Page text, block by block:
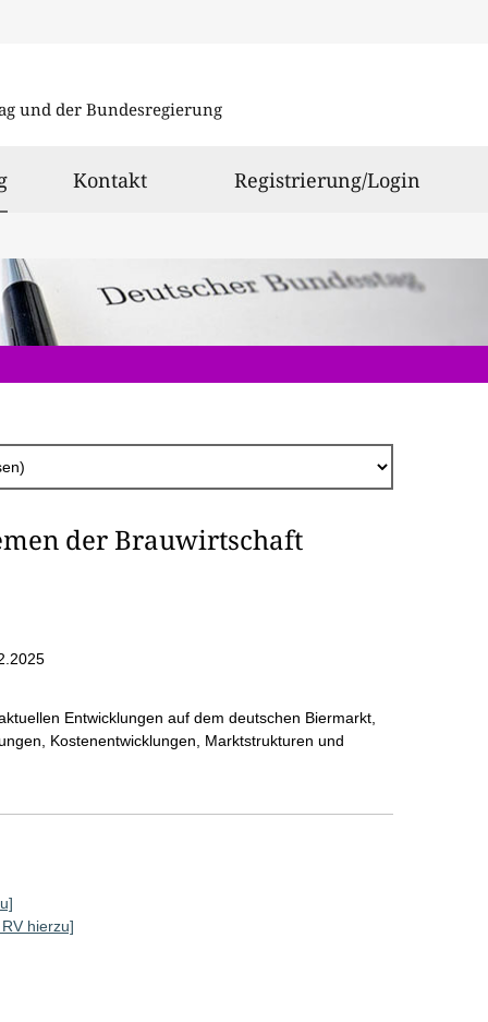
und der Bundesregierung
ausgewählt
Kontakt Registrierung/Login
der Brauwirtschaft
Entwicklungen auf dem deutschen Biermarkt,
Kostenentwicklungen, Marktstrukturen und
hierzu]